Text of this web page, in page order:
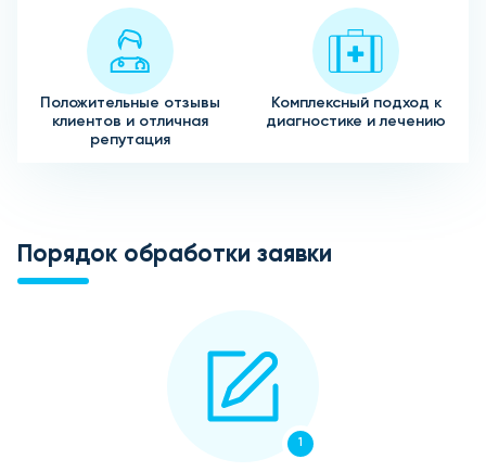
Положительные отзывы
клиентов и отличная
репутация
Комплексный подход к
диагностике и лечению
Порядок обработки заявки
1